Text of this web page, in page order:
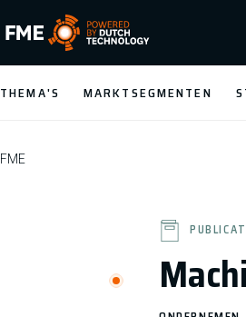
FME Logo, to the homepage
THEMA'S MARKTSEGMENTEN
FME